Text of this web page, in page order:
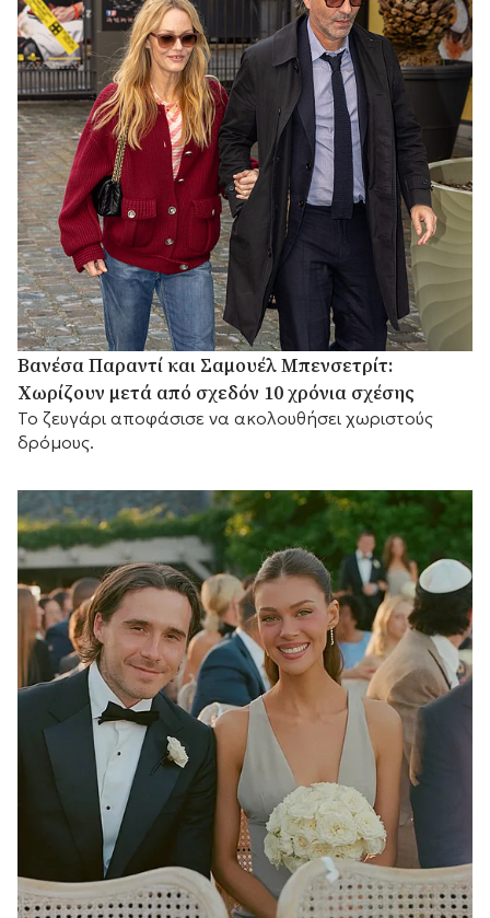
Βανέσα Παραντί και Σαμουέλ Μπενσετρίτ:
Χωρίζουν μετά από σχεδόν 10 χρόνια σχέσης
Το ζευγάρι αποφάσισε να ακολουθήσει χωριστούς
δρόμους.